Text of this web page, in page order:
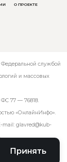
Принять
О ПРОЕКТЕ
службой
и массовых
77 — 76818.
«ОнлайнИнфо».
mail: glavred@kub-
.